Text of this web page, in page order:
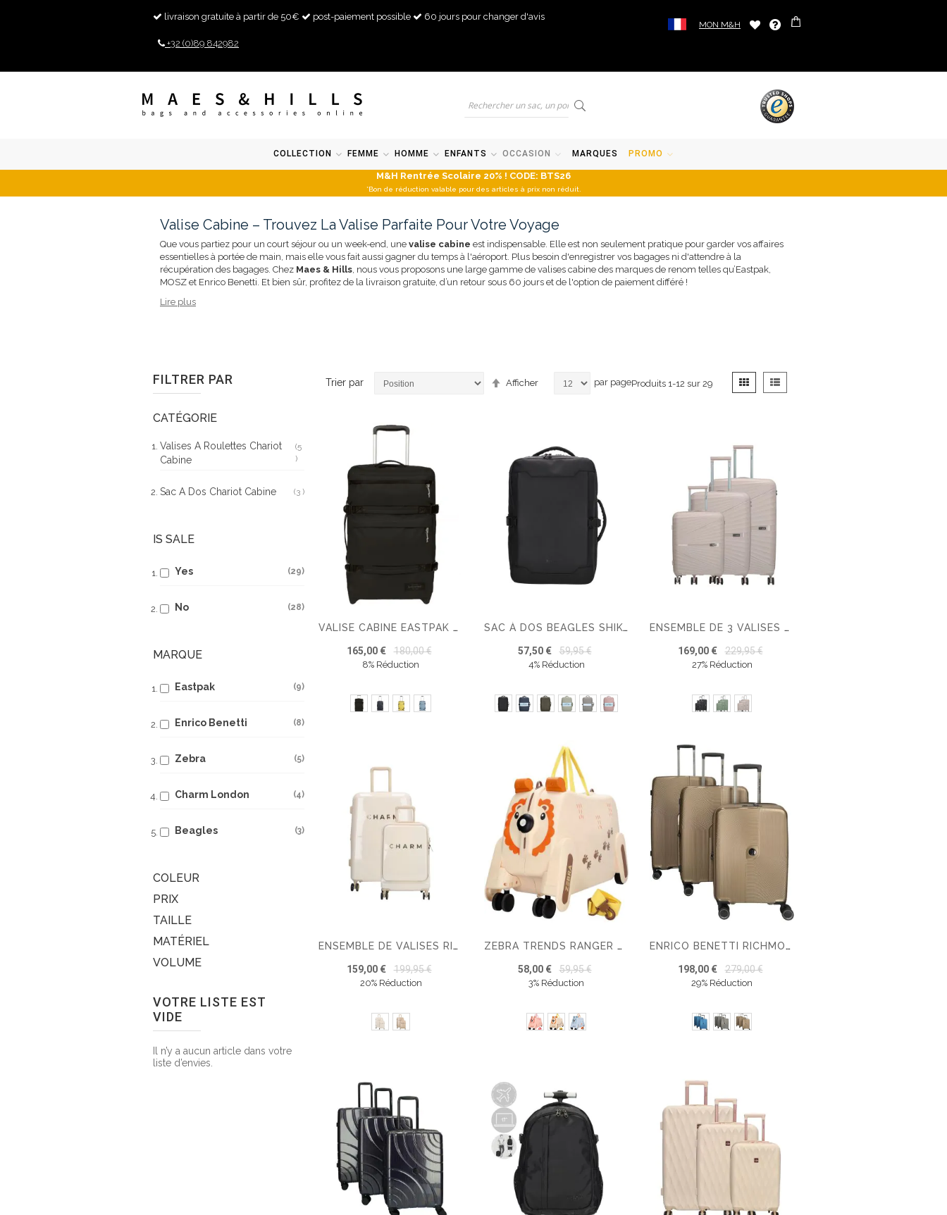
livraison gratuite à partir de 50€ post-paiement possible 60 jours pour changer d'avis
+32 (0)89 842982
MON M&H
COLLECTION FEMME HOMME ENFANTS OCCASION MARQUES PROMO
M&H Rentrée Scolaire 20% ! CODE: BTS26
*Bon de réduction valable pour des articles à prix non réduit.
Valise Cabine – Trouvez La Valise Parfaite Pour Votre Voyage
Que vous partiez pour un court séjour ou un week-end, une valise cabine est indispensable. Elle est non seulement pratique pour garder vos affaires
essentielles à portée de main, mais elle vous fait aussi gagner du temps à l'aéroport. Plus besoin d'enregistrer vos bagages ni d'attendre à la
récupération des bagages. Chez Maes & Hills, nous vous proposons une large gamme de valises cabine des marques de renom telles qu’Eastpak,
MOSZ et Enrico Benetti. Et bien sûr, profitez de la livraison gratuite, d’un retour sous 60 jours et de l'option de paiement différé !
Lire plus
Trier par
Par
Afficher par pageProduits 1-12 sur 29
Afficher
en
Grille Liste
VALISE CABINE EASTPAK TRANSIT'R PLUS S
165,00 € 180,00 €
8% Réduction
SAC À DOS BEAGLES SHIKOKU 15,6 POUCES UNDERSEAT BAG
57,50 € 59,95 €
4% Réduction
ENSEMBLE DE 3 VALISES RIGIDES BEAGLES TRAVEL
169,00 € 229,95 €
27% Réduction
ENSEMBLE DE VALISES RIGIDES CHARM LONDON CAPETOWN – TAILLE MOYENNE – BAGAGE CABINE
159,00 € 199,95 €
20% Réduction
ZEBRA TRENDS RANGER VALISE ENFANT
58,00 € 59,95 €
3% Réduction
ENRICO BENETTI RICHMOND SET DE 3 VALISES
198,00 € 279,00 €
29% Réduction
FILTRER PAR
CATÉGORIE
Valises A Roulettes Chariot
Cabine
5
Articles
Sac A Dos Chariot Cabine 3 Articles
IS SALE
Yes 29
No 28
MARQUE
Eastpak 9
Enrico Benetti 8
Zebra 5
Charm London 4
Beagles 3
COLEUR
PRIX
TAILLE
MATÉRIEL
VOLUME
VOTRE LISTE EST
VIDE
Il n’y a aucun article dans votre
liste d’envies.